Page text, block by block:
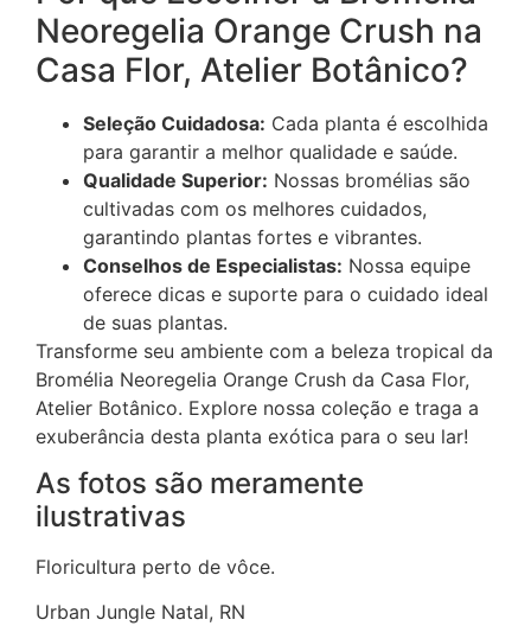
Neoregelia Orange Crush na
Casa Flor, Atelier Botânico?
Seleção Cuidadosa: Cada planta é escolhida
para garantir a melhor qualidade e saúde.
Qualidade Superior: Nossas bromélias são
cultivadas com os melhores cuidados,
garantindo plantas fortes e vibrantes.
Conselhos de Especialistas: Nossa equipe
oferece dicas e suporte para o cuidado ideal
de suas plantas.
Transforme seu ambiente com a beleza tropical da
Bromélia Neoregelia Orange Crush da Casa Flor,
Atelier Botânico. Explore nossa coleção e traga a
exuberância desta planta exótica para o seu lar!
As fotos são meramente
ilustrativas
Floricultura perto de vôce.
Urban Jungle Natal, RN